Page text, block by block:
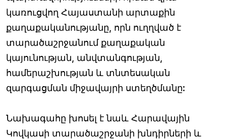
կառուցվող Հայաստանի արտաքին
քաղաքականությանը, որն ուղղված է
տարածաշրջանում քաղաքական
կայունության, անվտանգության,
համերաշխության և տնտեսական
զարգացման միջավայրի ստեղծմանը:
Նախագահը խոսել է նաև Հարավային
Կովկասի տարածաշրջանի խնդիրների և